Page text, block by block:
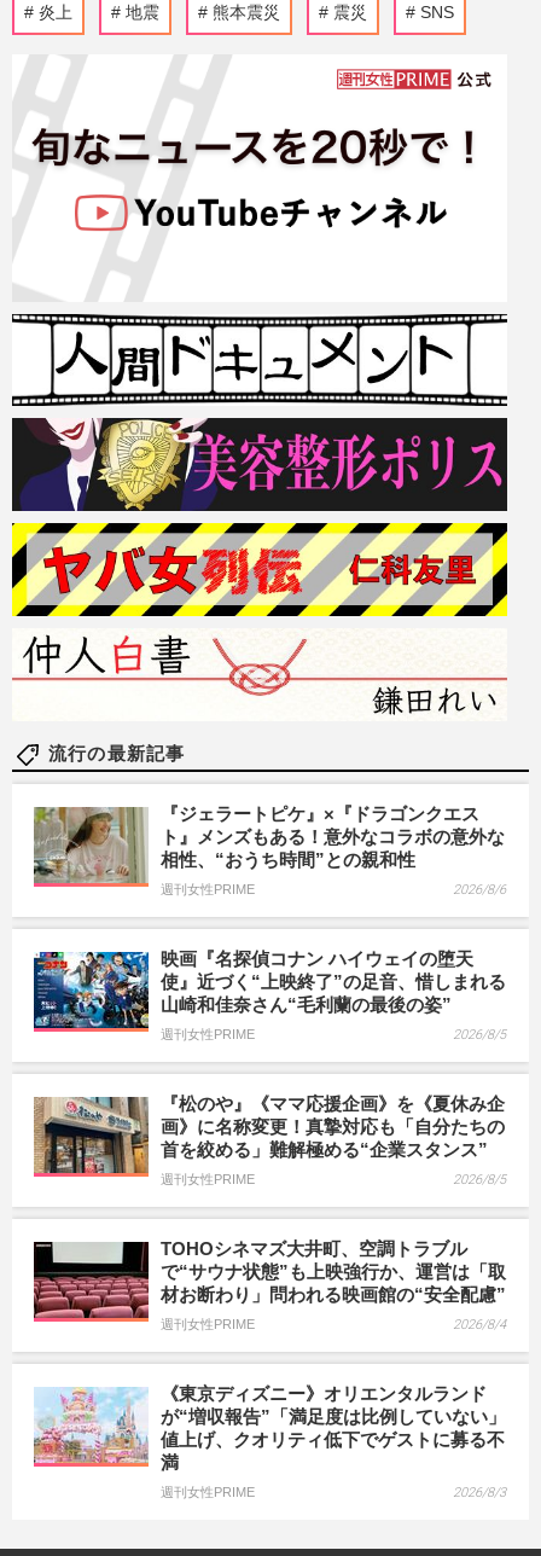
炎上 地震 熊本震災 震災 SNS
流行の最新記事
『ジェラートピケ』×『ドラゴンクエス
ト』メンズもある！意外なコラボの意外な
相性、“おうち時間”との親和性
週刊女性PRIME 2026/8/6
映画『名探偵コナン ハイウェイの堕天
使』近づく“上映終了”の足音、惜しまれる
山崎和佳奈さん“毛利蘭の最後の姿”
週刊女性PRIME 2026/8/5
『松のや』《ママ応援企画》を《夏休み企
画》に名称変更！真摯対応も「自分たちの
首を絞める」難解極める“企業スタンス”
週刊女性PRIME 2026/8/5
TOHOシネマズ大井町、空調トラブル
で“サウナ状態”も上映強行か、運営は「取
材お断わり」問われる映画館の“安全配慮”
週刊女性PRIME 2026/8/4
《東京ディズニー》オリエンタルランド
が“増収報告”「満足度は比例していない」
値上げ、クオリティ低下でゲストに募る不
満
週刊女性PRIME 2026/8/3